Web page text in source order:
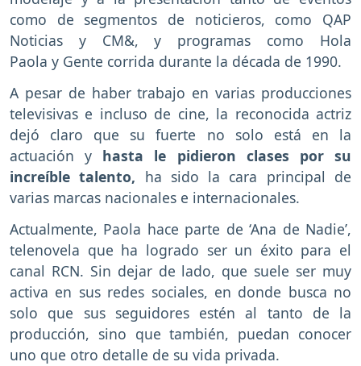
como de segmentos de noticieros, como QAP
Noticias y CM&, y programas como Hola
Paola y Gente corrida durante la década de 1990.
A pesar de haber trabajo en varias producciones
televisivas e incluso de cine, la reconocida actriz
dejó claro que su fuerte no solo está en la
actuación y hasta le pidieron clases por su
increíble talento, ha sido la cara principal de
varias marcas nacionales e internacionales.
Actualmente, Paola hace parte de ‘Ana de Nadie’,
telenovela que ha logrado ser un éxito para el
canal RCN. Sin dejar de lado, que suele ser muy
activa en sus redes sociales, en donde busca no
solo que sus seguidores estén al tanto de la
producción, sino que también, puedan conocer
uno que otro detalle de su vida privada.